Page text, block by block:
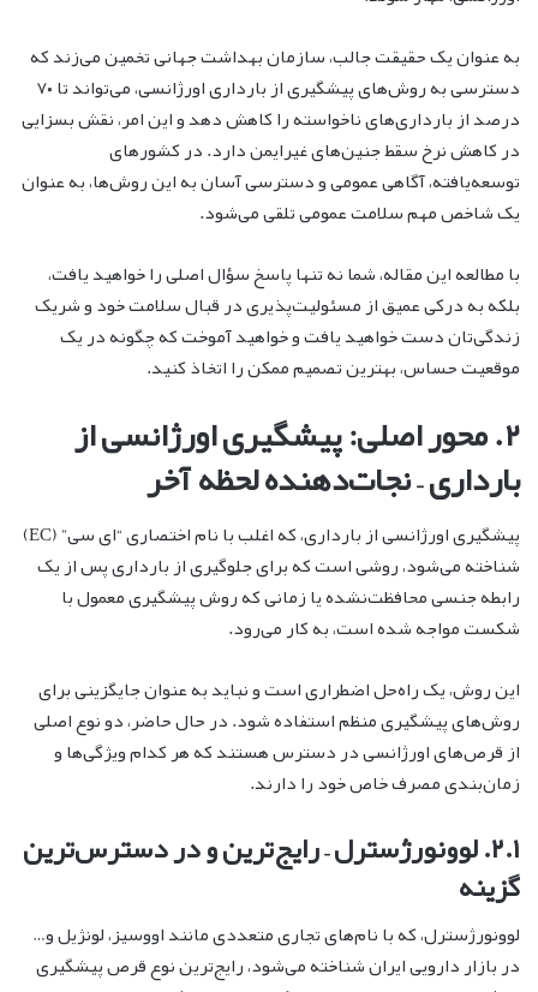
به عنوان یک حقیقت جالب، سازمان بهداشت جهانی تخمین می‌زند که
دسترسی به روش‌های پیشگیری از بارداری اورژانسی، می‌تواند تا ۷۰
درصد از بارداری‌های ناخواسته را کاهش دهد و این امر، نقش بسزایی
در کاهش نرخ سقط جنین‌های غیرایمن دارد. در کشورهای
توسعه‌یافته، آگاهی عمومی و دسترسی آسان به این روش‌ها، به عنوان
یک شاخص مهم سلامت عمومی تلقی می‌شود.
با مطالعه این مقاله، شما نه تنها پاسخ سؤال اصلی را خواهید یافت،
بلکه به درکی عمیق از مسئولیت‌پذیری در قبال سلامت خود و شریک
زندگی‌تان دست خواهید یافت و خواهید آموخت که چگونه در یک
موقعیت حساس، بهترین تصمیم ممکن را اتخاذ کنید.
۲. محور اصلی: پیشگیری اورژانسی از
بارداری – نجات‌دهنده لحظه آخر
پیشگیری اورژانسی از بارداری، که اغلب با نام اختصاری “ای سی” (EC)
شناخته می‌شود، روشی است که برای جلوگیری از بارداری پس از یک
رابطه جنسی محافظت‌نشده یا زمانی که روش پیشگیری معمول با
شکست مواجه شده است، به کار می‌رود.
این روش، یک راه‌حل اضطراری است و نباید به عنوان جایگزینی برای
روش‌های پیشگیری منظم استفاده شود. در حال حاضر، دو نوع اصلی
از قرص‌های اورژانسی در دسترس هستند که هر کدام ویژگی‌ها و
زمان‌بندی مصرف خاص خود را دارند.
۲.۱. لوونورژسترل – رایج‌ترین و در دسترس‌ترین
گزینه
لوونورژسترل، که با نام‌های تجاری متعددی مانند اووسیز، لونژیل و…
در بازار دارویی ایران شناخته می‌شود، رایج‌ترین نوع قرص پیشگیری